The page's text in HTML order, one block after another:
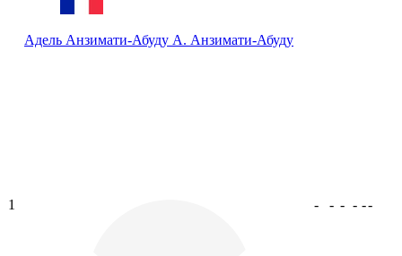
Адель Анзимати-Абуду А. Анзимати-Абуду
1 - - - - --